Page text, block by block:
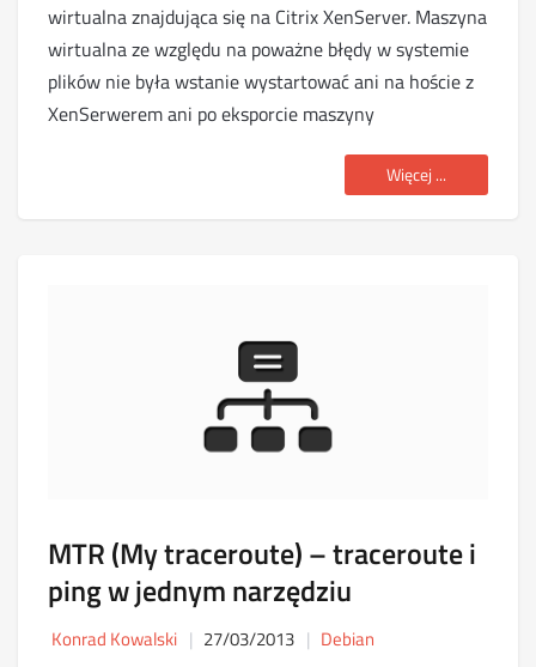
wirtualna znajdująca się na Citrix XenServer. Maszyna
wirtualna ze względu na poważne błędy w systemie
plików nie była wstanie wystartować ani na hoście z
XenSerwerem ani po eksporcie maszyny
Więcej ...
MTR (My traceroute) – traceroute i
ping w jednym narzędziu
Konrad Kowalski 27/03/2013 Debian